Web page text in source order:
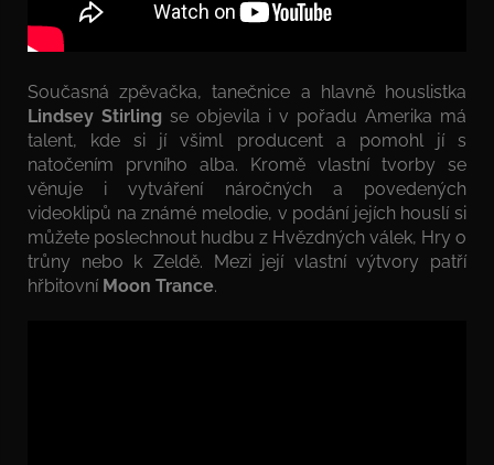
Současná zpěvačka, tanečnice a hlavně houslistka
Lindsey Stirling se objevila i v pořadu Amerika má
talent, kde si jí všiml producent a pomohl jí s
natočením prvního alba. Kromě vlastní tvorby se
věnuje i vytváření náročných a povedených
videoklipů na známé melodie, v podání jejích houslí si
můžete poslechnout hudbu z Hvězdných válek, Hry o
trůny nebo k Zeldě. Mezi její vlastní výtvory patří
hřbitovní Moon Trance.